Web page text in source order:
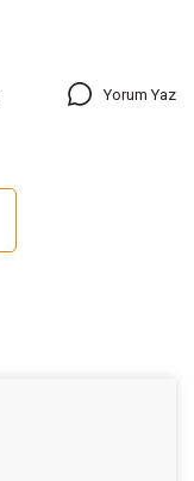
Yorum Yaz